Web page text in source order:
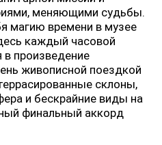
меняющими судьбы.
магию времени в музее
каждый часовой
произведение
живописной поездкой
склоны,
и бескрайние виды на
финальный аккорд